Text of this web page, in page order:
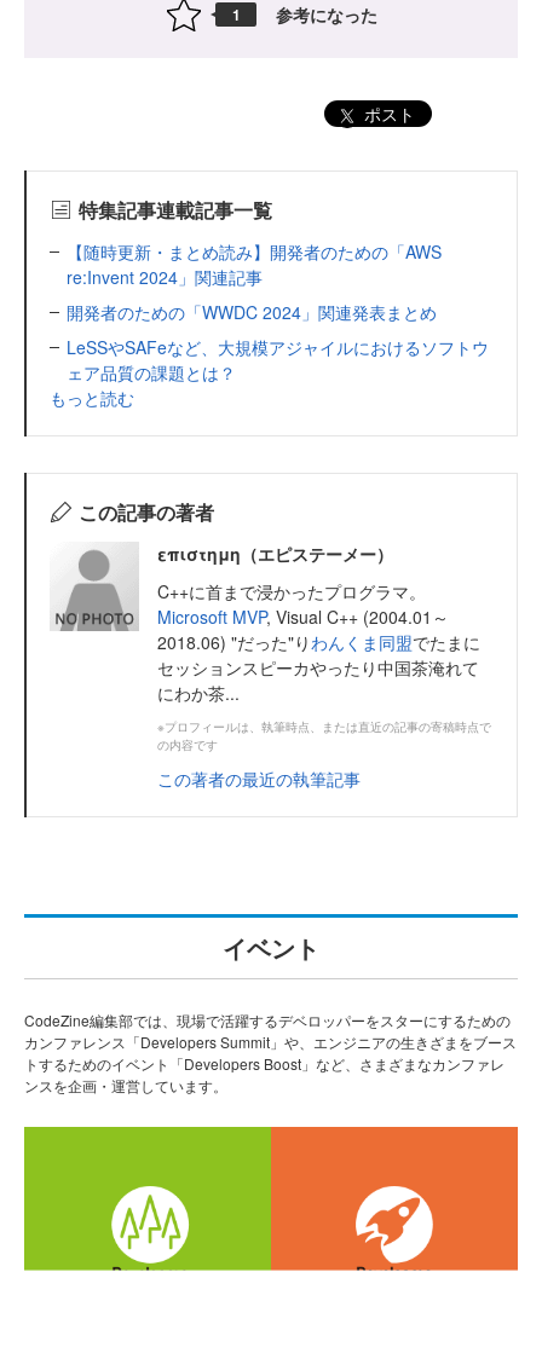
1 参考になった
ポスト
特集記事連載記事一覧
【随時更新・まとめ読み】開発者のための「AWS
re:Invent 2024」関連記事
開発者のための「WWDC 2024」関連発表まとめ
LeSSやSAFeなど、大規模アジャイルにおけるソフトウ
ェア品質の課題とは？
もっと読む
この記事の著者
επιστημη（エピステーメー）
C++に首まで浸かったプログラマ。
Microsoft MVP, Visual C++ (2004.01～
2018.06) "だった"り わんくま同盟でたまに
セッションスピーカやったり中国茶淹れて
にわか茶...
※プロフィールは、執筆時点、または直近の記事の寄稿時点で
の内容です
この著者の最近の執筆記事
イベント
CodeZine編集部では、現場で活躍するデベロッパーをスターにするための
カンファレンス「Developers Summit」や、エンジニアの生きざまをブース
トするためのイベント「Developers Boost」など、さまざまなカンファレ
ンスを企画・運営しています。